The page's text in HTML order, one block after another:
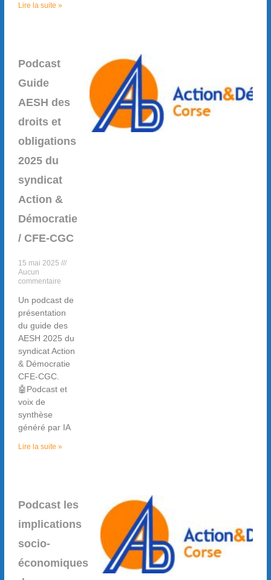
Lire la suite »
Podcast
Guide
AESH des
droits et
obligations
2025 du
syndicat
Action &
Démocratie
/ CFE-CGC
15 mai 2025
Aucun
commentaire
Un podcast de
présentation
du guide des
AESH 2025 du
syndicat Action
& Démocratie
CFE-CGC.
🤖Podcast et
voix de
synthèse
généré par IA
Lire la suite »
Podcast les
implications
socio-
économiques